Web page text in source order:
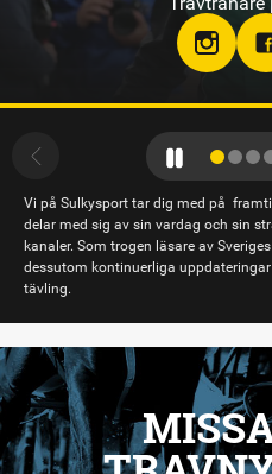
Vi på Sulkysport tar dig med på
delar med sig av sin vardag och sin
kanaler. Som trogen läsare av
dessutom kontinuerliga
tävling.